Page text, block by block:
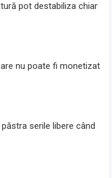
pot destabiliza chiar
nu poate fi monetizat
serile libere când